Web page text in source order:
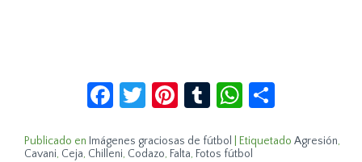
Facebook
Twitter
Pinterest
TumblrWhatsApp
Publicado en Imágenes graciosas de fútbol Etiquetado Agresión,
Cavani, Ceja, Chilleni, Codazo, Falta, Fotos fútbol